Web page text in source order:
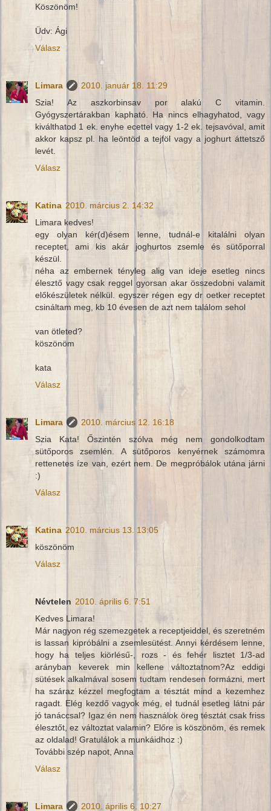
Köszönöm!
Üdv: Ági
Válasz
Limara
2010. január 18. 11:29
Szia! Az aszkorbinsav por alakú C vitamin.
Gyógyszertárakban kapható. Ha nincs elhagyhatod, vagy
kiválthatod 1 ek. enyhe ecettel vagy 1-2 ek. tejsavóval, amit
akkor kapsz pl. ha leöntöd a tejföl vagy a joghurt áttetsző
levét.
Válasz
Katina 2010. március 2. 14:32
Limara kedves!
egy olyan kér(d)ésem lenne, tudnál-e kitalálni olyan
receptet, ami kis akár joghurtos zsemle és sütőporral
készül.
néha az embernek tényleg alig van ideje esetleg nincs
élesztő vagy csak reggel gyorsan akar összedobni valamit
előkészületek nélkül. egyszer régen egy dr oetker receptet
csináltam meg, kb 10 évesen de azt nem találom sehol
van ötleted?
köszönöm
kata
Válasz
Limara
2010. március 12. 16:18
Szia Kata! Őszintén szólva még nem gondolkodtam
sütőporos zsemlén. A sütőporos kenyérnek számomra
rettenetes íze van, ezért nem. De megpróbálok utána járni
:)
Válasz
Katina 2010. március 13. 13:05
köszönöm
Válasz
Névtelen 2010. április 6. 7:51
Kedves Limara!
Már nagyon rég szemezgetek a receptjeiddel, és szeretném
is lassan kipróbálni a zsemlesütést. Annyi kérdésem lenne,
hogy ha teljes kiörlésű-, rozs - és fehér lisztet 1/3-ad
arányban keverek min kellene változtatnom?Az eddigi
sütések alkalmával sosem tudtam rendesen formázni, mert
ha száraz kézzel megfogtam a tésztát mind a kezemhez
ragadt. Elég kezdő vagyok még, el tudnál esetleg látni pár
jó tanáccsal? Igaz én nem használok öreg tésztát csak friss
élesztőt, ez változtat valamin? Előre is köszönöm, és remek
az oldalad! Gratulálok a munkáidhoz :)
További szép napot, Anna
Válasz
Limara 2010. április 6. 10:27